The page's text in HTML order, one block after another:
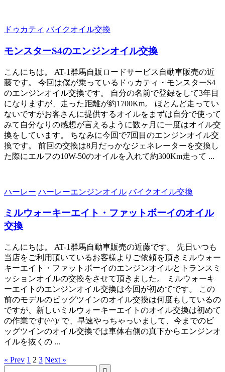
ドゥカティ バイクオイル交換
モンスターS4のエンジンオイル交換
こんにちは。 AT-1群馬自販ロードサービス自動車販売の近
藤です。 今回は僕が乗っているドゥカティ・モンスターS4
のエンジンオイル交換です。 自分の名前で登録をして3年目
になりますが、走った距離が約1700Km。 ほとんど走ってい
ないですがお客さんに提供するオイルをまずは自分で使って
みて自分なりの感想が言えるように数ヶ月に一度はオイル交
換をしています。 ちなみに今回で7回目のエンジンオイル交
換です。 前回の交換は8月だっかなジェネレーターを交換し
た際にエルフの10W-50のオイルを入れて約300Km走って ...
ハーレー ハーレーエンジンオイル バイクオイル交換
ミルウォーキーエイト・ファットボーイのオイル
交換
こんにちは。 AT-1群馬自動車販売の近藤です。 先日いつも
当店をご利用頂いているお客様よりご依頼を頂きミルウォー
キーエイト・ファットボーイのエンジンオイルとトランスミ
ッションオイルの交換をさせて頂きました。 ミルウォーキ
ーエイトのエンジンオイル交換は今回が初めてです。 この
前のモデルのビッグツインのオイル交換は何度もしているの
ですが、新しいミルウォーキーエイトのオイル交換は初めて
の作業です(^^)/ で、早速やっちゃっいまして、今までのビ
ッグツインのオイル交換では車体右側の真下からエンジンオ
イルを抜くの ...
« Prev 1 2 3 Next »